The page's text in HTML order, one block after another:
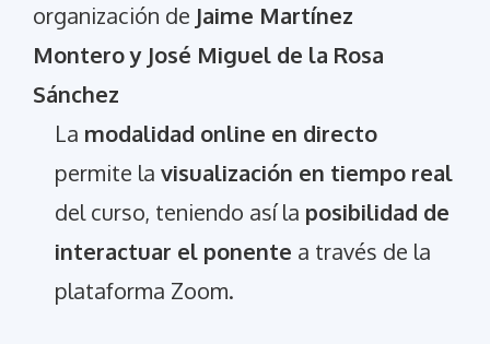
organización de Jaime Martínez
Montero y José Miguel de la Rosa
Sánchez
La modalidad online en directo
permite la visualización en tiempo real
del curso, teniendo así la posibilidad de
interactuar el ponente a través de la
plataforma Zoom.